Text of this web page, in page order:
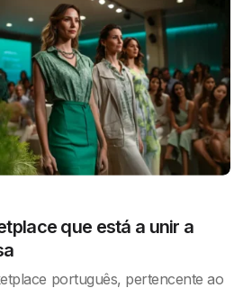
que está a unir a
português, pertencente ao